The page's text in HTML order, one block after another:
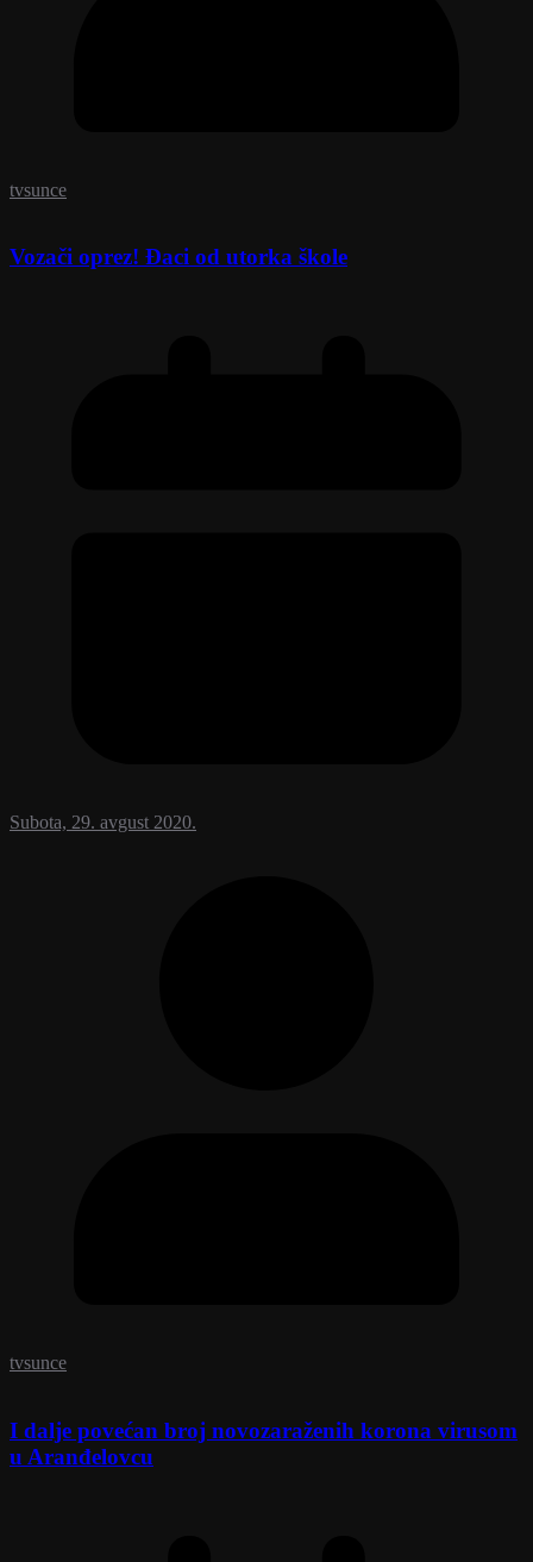
tvsunce
Vozači oprez! Đaci od utorka škole
Subota, 29. avgust 2020.
tvsunce
I dalje povećan broj novozaraženih korona virusom
u Aranđelovcu